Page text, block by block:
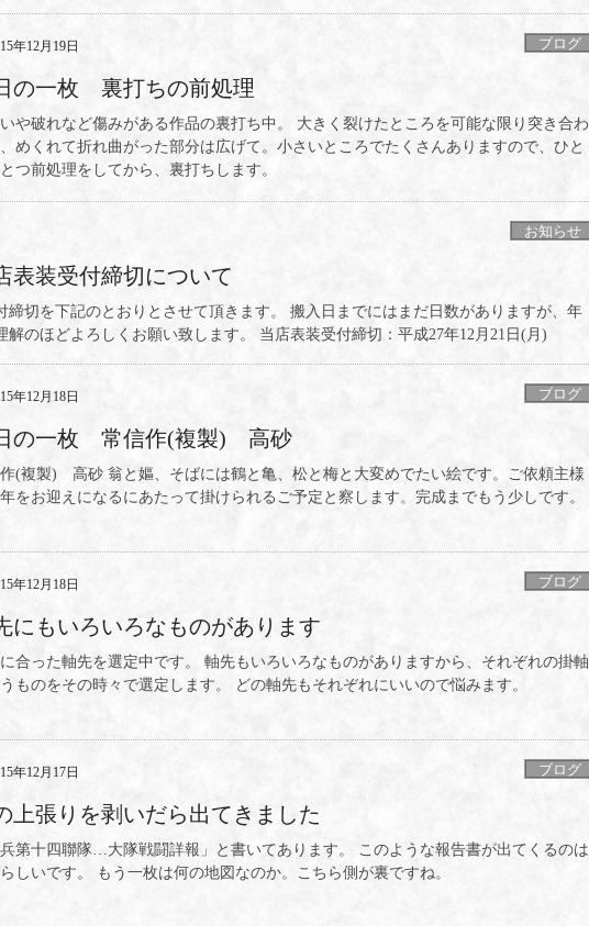
年12月19日 ブログ
の一枚 裏打ちの前処理
や破れなど傷みがある作品の裏打ち中。 大きく裂けたところを可能な限り突き合わ
めくれて折れ曲がった部分は広げて。小さいところでたくさんありますので、ひと
つ前処理をしてから、裏打ちします。
お知らせ
表装受付締切について
締切を下記のとおりとさせて頂きます。 搬入日までにはまだ日数がありますが、年
のほどよろしくお願い致します。 当店表装受付締切：平成27年12月21日(月)
年12月18日 ブログ
の一枚 常信作(複製) 高砂
(複製) 高砂 翁と嫗、そばには鶴と亀、松と梅と大変めでたい絵です。ご依頼主様
をお迎えになるにあたって掛けられるご予定と察します。完成までもう少しです。
年12月18日 ブログ
にもいろいろなものがあります
合った軸先を選定中です。 軸先もいろいろなものがありますから、それぞれの掛軸
ものをその時々で選定します。 どの軸先もそれぞれにいいので悩みます。
年12月17日 ブログ
上張りを剥いだら出てきました
兵第十四聯隊…大隊戦闘詳報」と書いてあります。 このような報告書が出てくるのは
しいです。 もう一枚は何の地図なのか。こちら側が裏ですね。